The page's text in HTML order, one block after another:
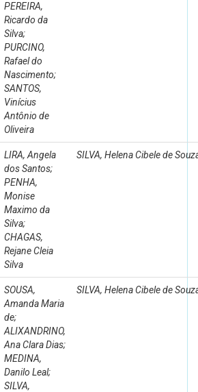
PEREIRA,
Ricardo da
Silva;
PURCINO,
Rafael do
Nascimento;
SANTOS,
Vinícius
Antônio de
Oliveira
LIRA, Angela
dos Santos;
PENHA,
Monise
Maximo da
Silva;
CHAGAS,
Rejane Cleia
Silva
SILVA, Helena Cibele de
SOUSA,
Amanda Maria
de;
ALIXANDRINO,
Ana Clara Dias;
MEDINA,
Danilo Leal;
SILVA,
SILVA, Helena Cibele de